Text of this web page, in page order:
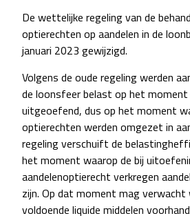
De wettelijke regeling van de
optierechten op aandelen in de
januari 2023 gewijzigd.
Volgens de oude regeling werden
de loonsfeer belast op het moment
uitgeoefend, dus op het moment
optierechten werden omgezet in
regeling verschuift de
het moment waarop de bij
aandelenoptierecht verkregen
zijn. Op dat moment mag verwacht
voldoende liquide middelen